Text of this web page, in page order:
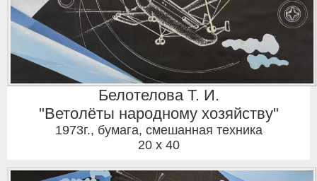
Белотелова Т. И.
"Ветолёты народному хозяйству"
1973г., бумага, смешанная техника
20 x 40